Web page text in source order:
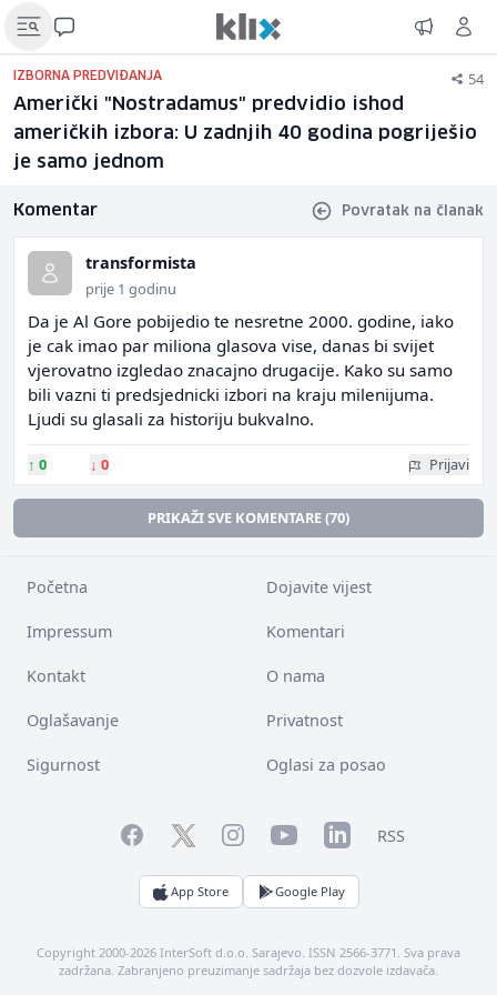
IZBORNA PREDVIĐANJA 54
Američki "Nostradamus" predvidio ishod
američkih izbora: U zadnjih 40 godina pogriješio
je samo jednom
Komentar Povratak na članak
transformista
prije 1 godinu
Da je Al Gore pobijedio te nesretne 2000. godine, iako
je cak imao par miliona glasova vise, danas bi svijet
vjerovatno izgledao znacajno drugacije. Kako su samo
bili vazni ti predsjednicki izbori na kraju milenijuma.
Ljudi su glasali za historiju bukvalno.
↑ 0 ↓ 0 Prijavi
PRIKAŽI SVE KOMENTARE (70)
Početna Dojavite vijest
Impressum Komentari
Kontakt O nama
Oglašavanje Privatnost
Sigurnost Oglasi za posao
FacebookTwitterInstagramYouTubeLinkedInRSS
App Store Google Play
Copyright 2000-2026 InterSoft d.o.o. Sarajevo. ISSN 2566-3771. Sva prava
zadržana. Zabranjeno preuzimanje sadržaja bez dozvole izdavača.